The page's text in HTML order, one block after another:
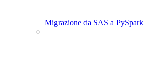
Migrazione da SAS a PySpark